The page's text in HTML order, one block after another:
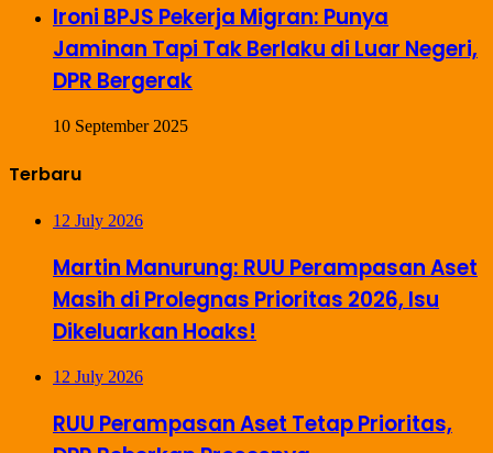
Ironi BPJS Pekerja Migran: Punya
Jaminan Tapi Tak Berlaku di Luar Negeri,
DPR Bergerak
10 September 2025
Terbaru
12 July 2026
Martin Manurung: RUU Perampasan Aset
Masih di Prolegnas Prioritas 2026, Isu
Dikeluarkan Hoaks!
12 July 2026
RUU Perampasan Aset Tetap Prioritas,